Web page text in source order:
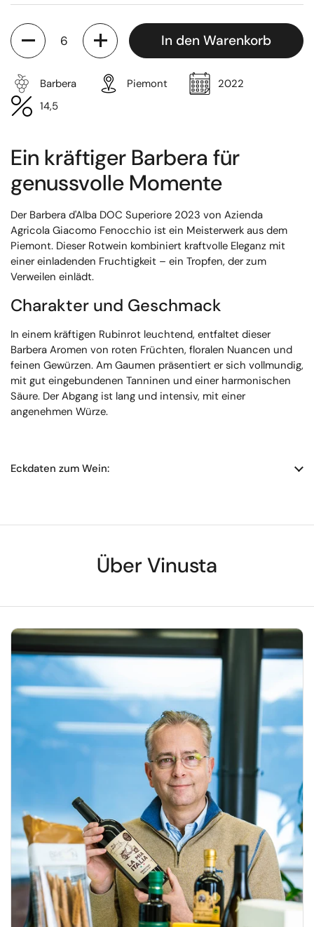
Anzahl
In den Warenkorb
Barbera Piemont
2022
14,5
Ein kräftiger Barbera für
genussvolle Momente
Der Barbera d'Alba DOC Superiore 2023 von Azienda
Agricola Giacomo Fenocchio ist ein Meisterwerk aus dem
Piemont. Dieser Rotwein kombiniert kraftvolle Eleganz mit
einer einladenden Fruchtigkeit – ein Tropfen, der zum
Verweilen einlädt.
Charakter und Geschmack
In einem kräftigen Rubinrot leuchtend, entfaltet dieser
Barbera Aromen von roten Früchten, floralen Nuancen und
feinen Gewürzen. Am Gaumen präsentiert er sich vollmundig,
mit gut eingebundenen Tanninen und einer harmonischen
Säure. Der Abgang ist lang und intensiv, mit einer
angenehmen Würze.
Eckdaten zum Wein:
Über Vinusta